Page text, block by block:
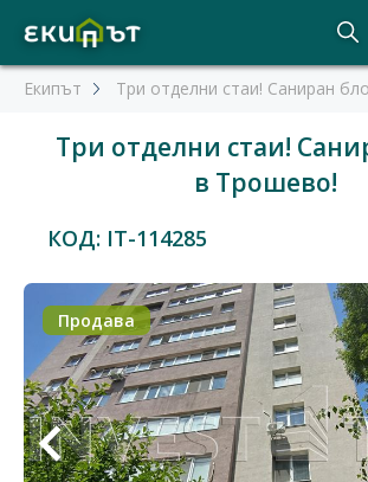
Екипът Три отделни стаи! Саниран
Три отделни стаи!
в Трошево!
КОД: IT-114285
Продава